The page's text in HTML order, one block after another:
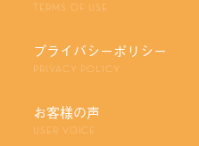
TERMS OF USE
プライバシーポリシー
PRIVACY POLICY
お客様の声
USER VOICE